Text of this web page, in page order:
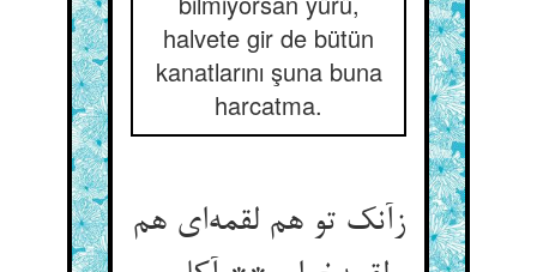
halvete gir de bütün
kanatlarını şuna buna
harcatma.
زآنک تو هم لقمه‌ای هم